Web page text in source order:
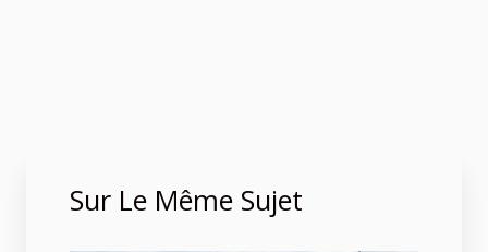
Sur Le Même Sujet